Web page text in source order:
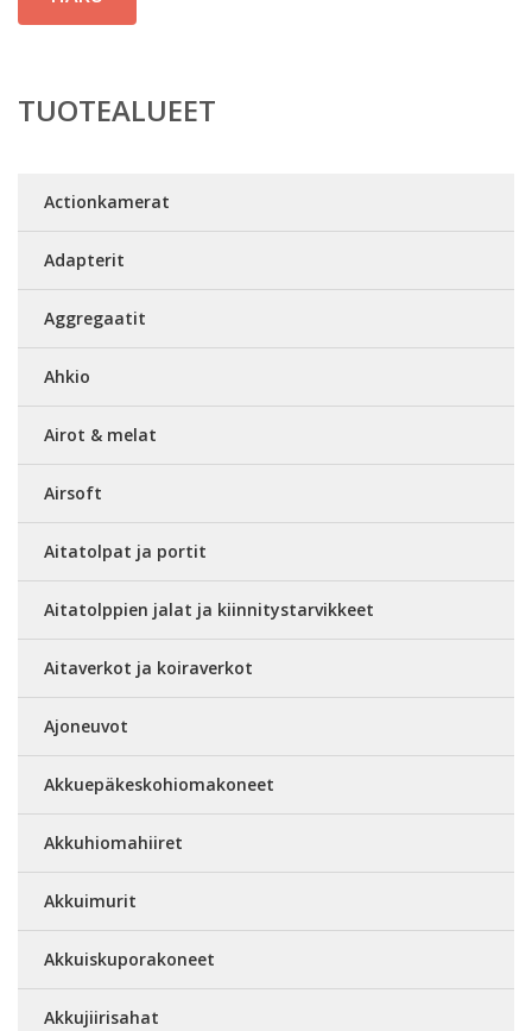
TUOTEALUEET
Actionkamerat
Adapterit
Aggregaatit
Ahkio
Airot & melat
Airsoft
Aitatolpat ja portit
Aitatolppien jalat ja kiinnitystarvikkeet
Aitaverkot ja koiraverkot
Ajoneuvot
Akkuepäkeskohiomakoneet
Akkuhiomahiiret
Akkuimurit
Akkuiskuporakoneet
Akkujiirisahat